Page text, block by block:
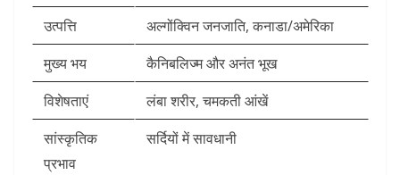
उत्पत्ति
अल्गोंक्विन जनजाति, कनाडा/अमेरिका ​
मुख्य भय
कैनिबलिज्म और अनंत भूख
विशेषताएं
लंबा शरीर, चमकती आंखें
सांस्कृतिक
प्रभाव
सर्दियों में सावधानी ​